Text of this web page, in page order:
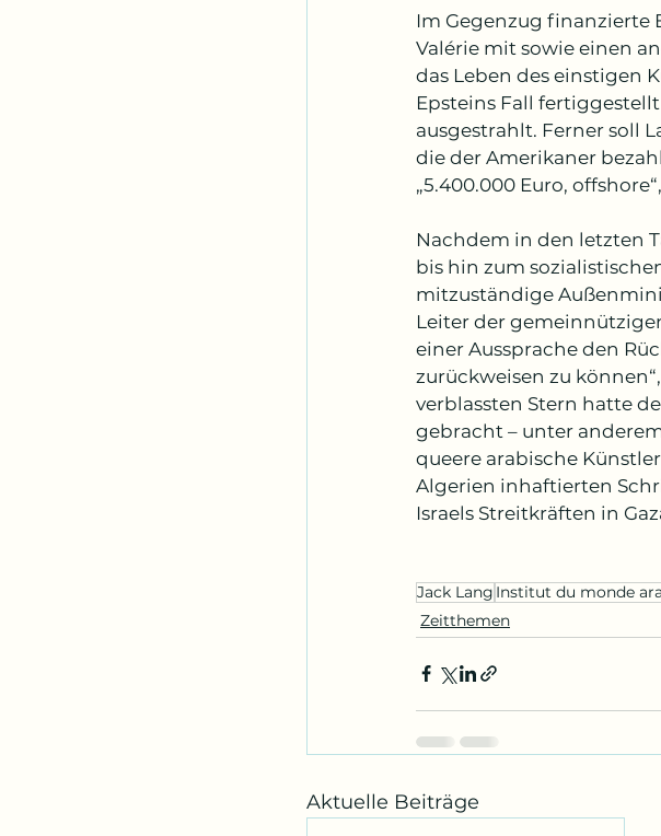
Im Gegenzug finanzierte
Valérie mit sowie einen
das Leben des einstigen
Epsteins Fall
ausgestrahlt. Ferner soll
die der Amerikaner
„5.400.000 Euro,
Nachdem in den letzten
bis hin zum
mitzuständige
Leiter der
einer Aussprache den
zurückweisen zu
verblassten Stern hatte
gebracht – unter
queere arabische
Algerien inhaftierten
Israels Streitkräften in
Jack Lang Institut du monde
Zeitthemen
Aktuelle Beiträge